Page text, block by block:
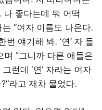
나 좋다는데 뭐 어떡
“여자 이름도 나온다.
번 얘기해 봐. ‘연’ 자 들
며 “그니까 다른 애들은
런데 ‘연’ 자라는 여자
라고 재차 물었다.